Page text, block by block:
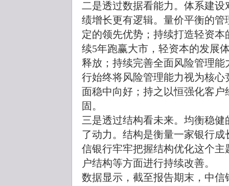
二是透过数据看能力。体系建
绩增长更有逻辑。量价平衡的
定的领先优势；持续打造轻资
续5年跑赢大市，轻资本的发展
释放；持续完善全面风险管理
行始终将风险管理能力视为核
面稳中向好；持之以恒强化客
固。
三是透过结构看未来。均衡稳
了动力。结构是衡量一家银行
信银行牢牢把握结构优化这个
户结构等方面进行持续改善。
数据显示，截至报告期末，中